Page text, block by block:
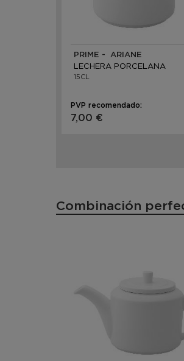
PRIME - ARIANE
LECHERA PORCELANA
15CL
PVP recomendado:
7,00 €
Combinación